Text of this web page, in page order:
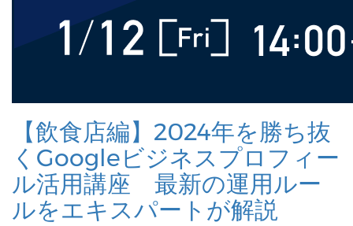
【飲食店編】2024年を勝ち抜
くGoogleビジネスプロフィー
ル活用講座 最新の運用ルー
ルをエキスパートが解説